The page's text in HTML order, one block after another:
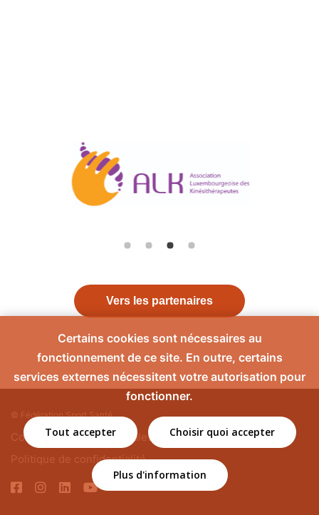
Vers les partenaires
© Fédération Sport Santé
Contact
Mentions légales
Politique de confidentialité
Certains cookies sont nécessaires au
fonctionnement de ce site. En outre, certains
services externes nécessitent votre autorisation pour
fonctionner.
Tout accepter Choisir quoi accepter
Plus d'information